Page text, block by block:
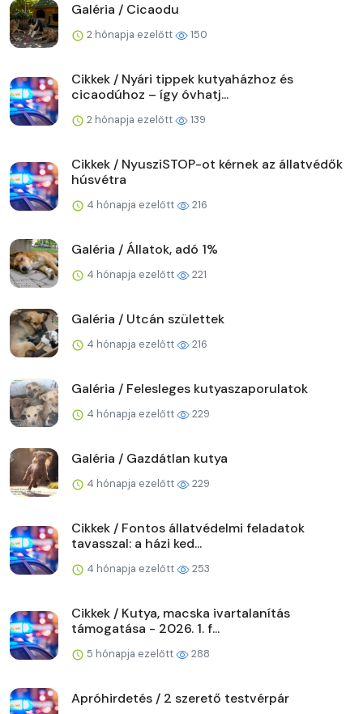
Galéria / Cicaodu
2 hónapja ezelőtt 150
Cikkek / Nyári tippek kutyaházhoz és
cicaodúhoz – így óvhatj...
2 hónapja ezelőtt 139
Cikkek / NyusziSTOP-ot kérnek az állatvédők
húsvétra
4 hónapja ezelőtt 216
Galéria / Állatok, adó 1%
4 hónapja ezelőtt 221
Galéria / Utcán születtek
4 hónapja ezelőtt 216
Galéria / Felesleges kutyaszaporulatok
4 hónapja ezelőtt 229
Galéria / Gazdátlan kutya
4 hónapja ezelőtt 229
Cikkek / Fontos állatvédelmi feladatok
tavasszal: a házi ked...
4 hónapja ezelőtt 253
Cikkek / Kutya, macska ivartalanítás
támogatása - 2026. 1. f...
5 hónapja ezelőtt 288
Apróhirdetés / 2 szerető testvérpár